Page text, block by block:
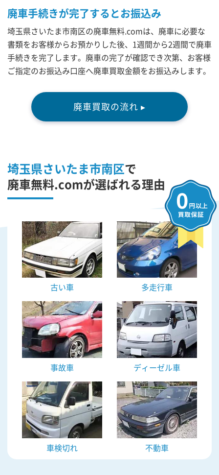
廃車手続きが完了するとお振込み
埼玉県さいたま市南区の廃車無料.comは、廃車に必要な
書類をお客様からお預かりした後、1週間から2週間で廃車
手続きを完了します。廃車の完了が確認でき次第、お客様
ご指定のお振込み口座へ廃車買取金額をお振込みします。
廃車買取の流れ ▸
埼玉県さいたま市南区で
廃車無料.comが選ばれる理由
古い車 多走行車
事故車 ディーゼル車
車検切れ 不動車